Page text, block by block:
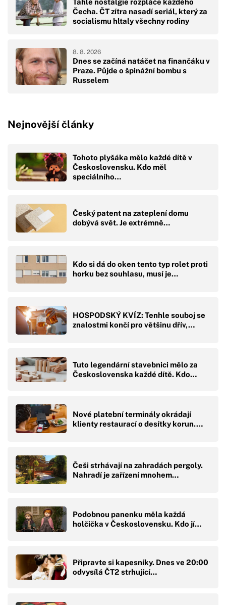
Čecha. ČT zítra nasadí seriál, který za
socialismu hltaly všechny rodiny
Dnes se začíná natáčet na finančáku v
Praze. Půjde o špinážní bombu s
Russelem
8. 8. 2026
Nejnovější články
Tohoto plyšáka mělo každé dítě v
Československu. Kdo měl
speciálního…
Český patent na zateplení domu
dobývá svět. Je extrémně…
Kdo si dá do oken tento typ rolet proti
horku bez souhlasu, musí je…
HOSPODSKÝ KVÍZ: Tenhle souboj se
znalostmi končí pro většinu dřív,…
Tuto legendární stavebnici mělo za
Československa každé dítě. Kdo…
Nové platební terminály okrádají
klienty restaurací o desítky korun.…
Češi strhávají na zahradách pergoly.
Nahradí je zařízení mnohem…
Podobnou panenku měla každá
holčička v Československu. Kdo jí…
Připravte si kapesníky. Dnes ve 20:00
odvysílá ČT2 strhující…